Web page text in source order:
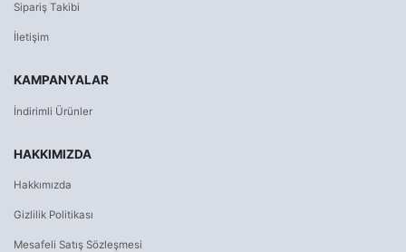
Sipariş Takibi
İletişim
KAMPANYALAR
İndirimli Ürünler
HAKKIMIZDA
Hakkımızda
Gizlilik Politikası
Mesafeli Satış Sözleşmesi